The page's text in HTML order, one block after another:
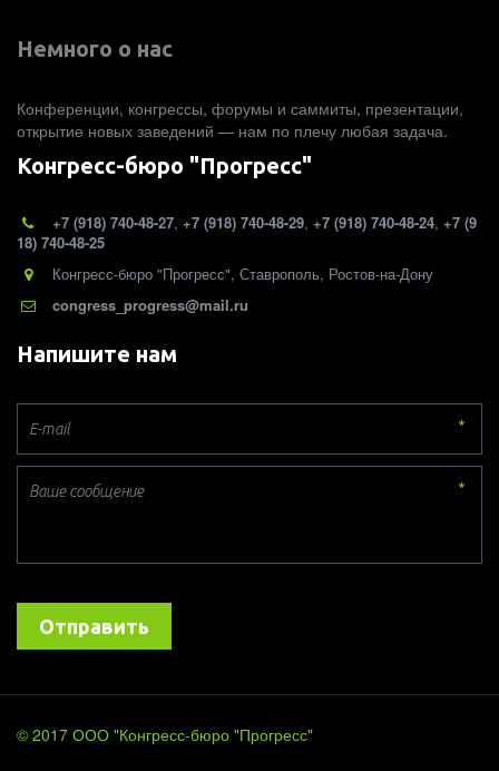
Немного о нас
Конференции, конгрессы, форумы и саммиты, презентации,
открытие новых заведений — нам по плечу любая задача.
Конгресс-бюро "Прогресс"
+7 (918) 740-48-27, +7 (918) 740-48-29, +7 (918) 740-48-24, +7 (9
18) 740-48-25
Конгресс-бюро "Прогресс", Ставрополь, Ростов-на-Дону
congress_progress@mail.ru
Напишите нам
*
*
Отправить
© 2017 ООО "Конгресс-бюро "Прогресс"